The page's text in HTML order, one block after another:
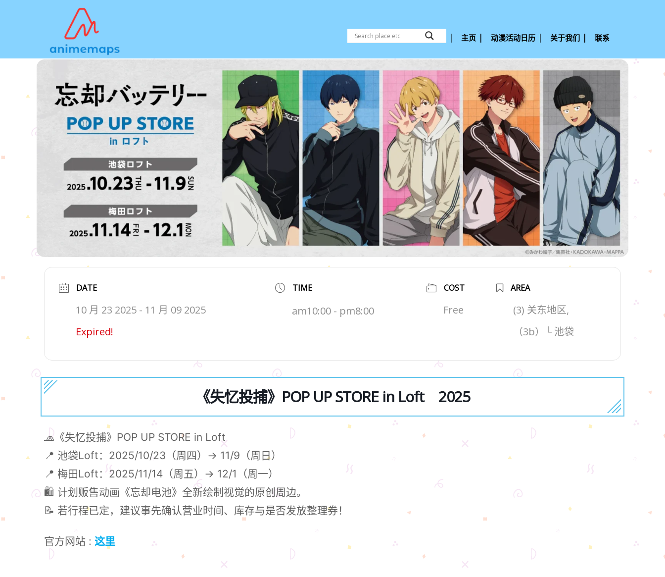
主页 动漫活动日历 关于我们 联系
DATE
10 月 23 2025 - 11 月 09 2025
Expired!
TIME
am10:00 - pm8:00
COST
Free
AREA
(3) 关东地区,
（3b）└ 池袋
《失忆投捕》POP UP STORE in Loft 2025
🧢《失忆投捕》POP UP STORE in Loft
📍 池袋Loft：2025/10/23（周四）→ 11/9（周日）
📍 梅田Loft：2025/11/14（周五）→ 12/1（周一）
🛍 计划贩售动画《忘却电池》全新绘制视觉的原创周边。
📝 若行程已定，建议事先确认营业时间、库存与是否发放整理券！
官方网站 : 这里